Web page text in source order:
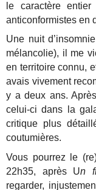
le caractère
anticonformistes en
Une nuit
mélancolie), il me
en territoire connu,
avais vivement
y a deux ans.
celui-ci dans la
critique plus
coutumières.
Vous pourrez le
22h35, après Un
regarder,